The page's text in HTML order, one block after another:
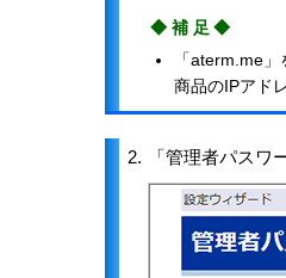
◆補足◆
「aterm.me
商品のIPアド
2. 「管理者パスワ